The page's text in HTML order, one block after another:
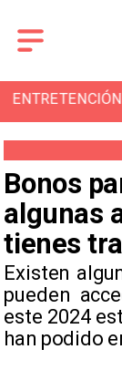
DEPORTES
Bonos
algunas
tienes
Existen
pueden
este 2024
han podido